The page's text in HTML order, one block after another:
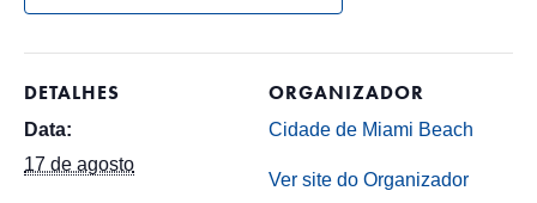
DETALHES
Data:
17 de agosto
ORGANIZADOR
Cidade de Miami Beach
Ver site do Organizador